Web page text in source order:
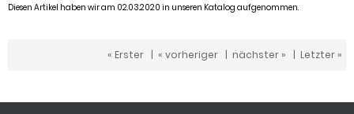
Diesen Artikel haben wir am 02.03.2020 in unseren Katalog aufgenommen.
« Erster | « vorheriger | nächster » | Letzter »